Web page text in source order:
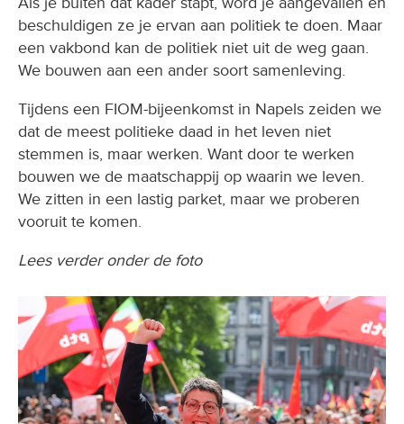
beschuldigen ze je ervan aan politiek te doen. Maar
een vakbond kan de politiek niet uit de weg gaan.
We bouwen aan een ander soort samenleving.
Tijdens een FIOM-bijeenkomst in Napels zeiden we
dat de meest politieke daad in het leven niet
stemmen is, maar werken. Want door te werken
bouwen we de maatschappij op waarin we leven.
We zitten in een lastig parket, maar we proberen
vooruit te komen.
Lees verder onder de foto